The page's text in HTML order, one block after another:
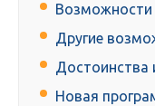
Возможности
Другие
Достоинства
Новая